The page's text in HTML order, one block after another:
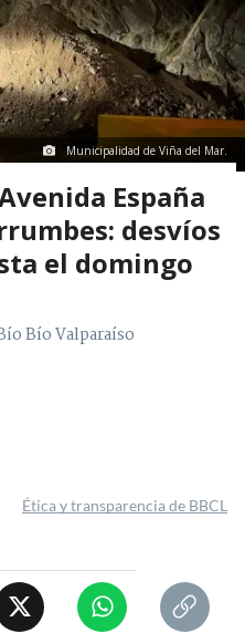
Municipalidad de Viña del Mar.
España
desvíos
el domingo
Bío Valparaíso
Ética y transparencia de BBCL